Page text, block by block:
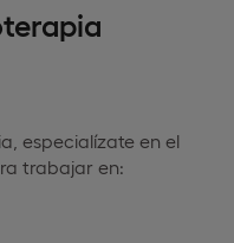
especialízate en el
trabajar en: